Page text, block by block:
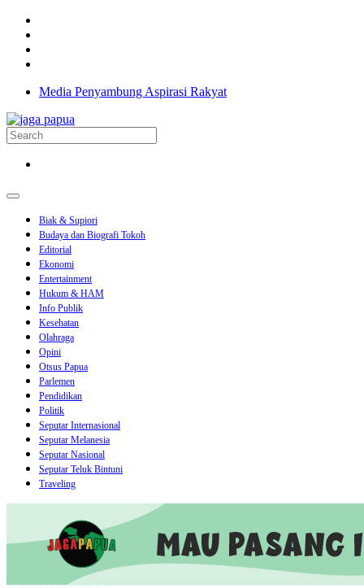
Media Penyambung Aspirasi Rakyat
Biak & Supiori
Budaya dan Biografi Tokoh
Editorial
Ekonomi
Entertainment
Hukum & HAM
Info Publik
Kesehatan
Olahraga
Opini
Otsus Papua
Parlemen
Pendidikan
Politik
Seputar Internasional
Seputar Melanesia
Seputar Nasional
Seputar Teluk Bintuni
Traveling